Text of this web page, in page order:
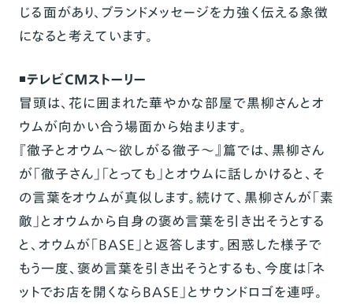
じる面があり、ブランドメッセージを力強く伝える象徴
になると考えています。
◾️テレビCMストーリー
冒頭は、花に囲まれた華やかな部屋で黒柳さんとオ
ウムが向かい合う場面から始まります。
『徹子とオウム～欲しがる徹子～』篇では、黒柳さん
が「徹子さん」「とっても」とオウムに話しかけると、そ
の言葉をオウムが真似します。続けて、黒柳さんが「素
敵」とオウムから自身の褒め言葉を引き出そうとする
と、オウムが「BASE」と返答します。困惑した様子で
もう一度、褒め言葉を引き出そうとするも、今度は「ネ
ットでお店を開くならBASE」とサウンドロゴを連呼。